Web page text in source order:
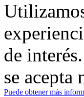
de
se acepta
Puede obtener más